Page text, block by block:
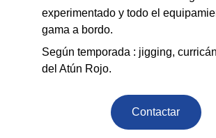
experimentado y todo el
gama a bordo.
Según temporada : jigging,
del Atún Rojo.
Contactar